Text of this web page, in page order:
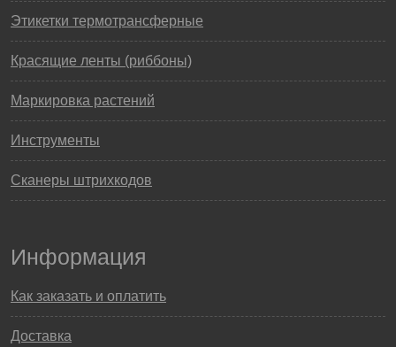
Этикетки термотрансферные
Красящие ленты (риббоны)
Маркировка растений
Инструменты
Сканеры штрихкодов
Информация
Как заказать и оплатить
Доставка